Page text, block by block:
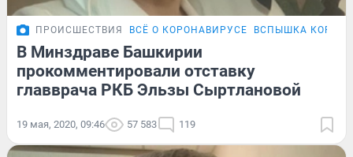
ПРОИСШЕСТВИЯ ВСЁ О КОРОНАВИРУСЕ ВСПЫШКА
В Минздраве Башкирии
прокомментировали отставку
главврача РКБ Эльзы Сыртлановой
19 мая, 2020, 09:46 57 583 119